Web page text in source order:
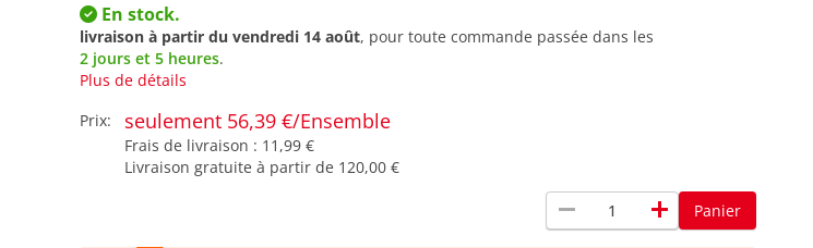
En stock.
livraison à partir du vendredi 14 août, pour toute commande passée dans les
2 jours et 5 heures.
Plus de détails
Prix:
seulement 56,39 €/Ensemble
Frais de livraison : 11,99 €
Livraison gratuite à partir de 120,00 €
remove add Panier